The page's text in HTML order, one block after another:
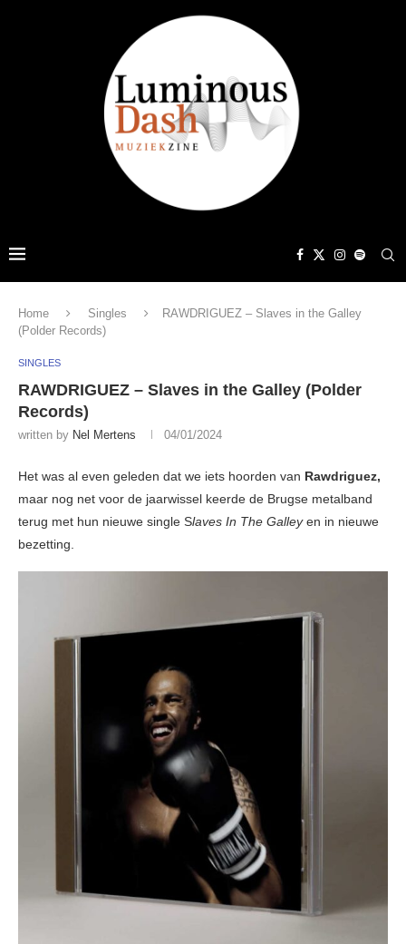
Home Singles
RAWDRIGUEZ – Slaves in the Galley
(Polder Records)
SINGLES
RAWDRIGUEZ – Slaves in the Galley (Polder
Records)
written by Nel Mertens 04/01/2024
Het was al even geleden dat we iets hoorden van Rawdriguez,
maar nog net voor de jaarwissel keerde de Brugse metalband
terug met hun nieuwe single Slaves In The Galleyen in nieuwe
bezetting.